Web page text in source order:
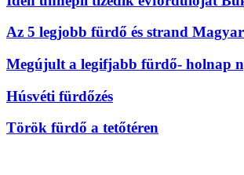
Az 5 legjobb fürdő és strand
Megújult a legifjabb fürdő- holnap
Húsvéti fürdőzés
Török fürdő a tetőtéren